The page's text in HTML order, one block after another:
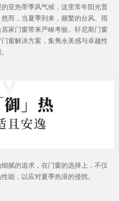
热带季风气候，这里常年阳光普
而，当夏季到来，频繁的台风、雨
家门窗带来严峻考验。轩尼斯门窗
窗解决方案，集隽永美感与卓越性
的追求，在门窗的选择上，不仅
能，以应对夏季热浪的侵扰。